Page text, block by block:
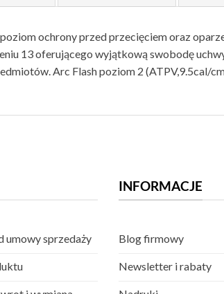
ochrony przed przecięciem oraz
13 oferującego wyjątkową swobodę
Arc Flash poziom 2 (ATPV,9.5cal/
umowy sprzedaży
INFORMACJE
Blog firmowy
Newsletter i rabaty